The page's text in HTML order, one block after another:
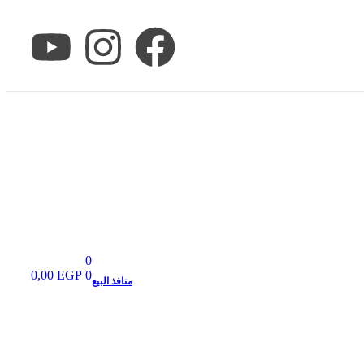
منافذ البيع
0
0
0,00EGP